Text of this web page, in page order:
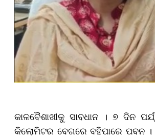
କାଳବୈଶାଖୀକୁ ସାବଧାନ । ୭ ଦିନ
କିଲୋମିଟର ବେଗରେ ବହିପାରେ ପବନ